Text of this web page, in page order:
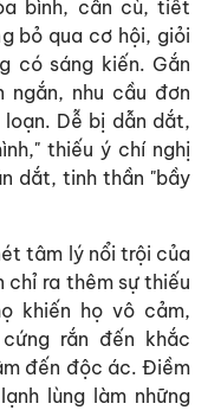
bình, cần cù, tiết
bỏ qua cơ hội, giỏi
có sáng kiến. Gắn
nhu cầu đơn
Dễ bị dẫn dắt,
thiếu ý chí nghị
dắt, tinh thần "bầy
tâm lý nổi trội của
chỉ ra thêm sự thiếu
khiến họ vô cảm,
rắn đến khắc
đến độc ác. Điềm
lùng làm những